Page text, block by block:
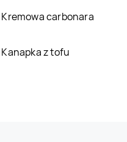
Kremowa carbonara
Kanapka z tofu